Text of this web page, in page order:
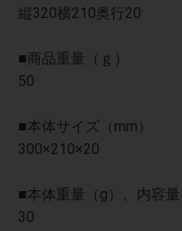
縦320横210奥行20
■商品重量（ｇ）
50
■本体サイズ（mm）
300×210×20
■本体重量（g）、内容量
30